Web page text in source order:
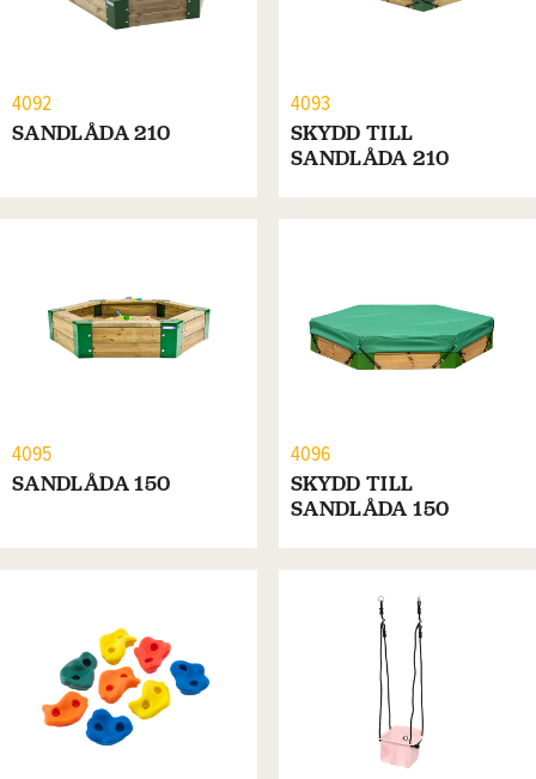
4092
SANDLÅDA 210
4093
SKYDD TILL
SANDLÅDA 210
4095
SANDLÅDA 150
4096
SKYDD TILL
SANDLÅDA 150